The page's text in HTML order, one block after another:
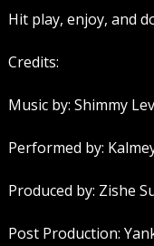
Hit play, enjoy, and
Credits:
Music by: Shimmy
Performed by:
Produced by: Zishe
Post Production: